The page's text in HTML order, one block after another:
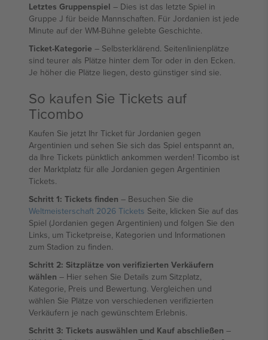
Letztes Gruppenspiel – Dies ist das letzte Spiel in
Gruppe J für beide Mannschaften. Für Jordanien ist jede
Minute auf der WM-Bühne gelebte Geschichte.
Ticket-Kategorie – Selbsterklärend. Seitenlinienplätze
sind teurer als Plätze hinter dem Tor oder in den Ecken.
Je höher die Plätze liegen, desto günstiger sind sie.
So kaufen Sie Tickets auf
Ticombo
Kaufen Sie jetzt Ihr Ticket für Jordanien gegen
Argentinien und sehen Sie sich das Spiel entspannt an,
da Ihre Tickets pünktlich ankommen werden! Ticombo ist
der Marktplatz für alle Jordanien gegen Argentinien
Tickets.
Schritt 1: Tickets finden – Besuchen Sie die
Weltmeisterschaft 2026 Tickets Seite, klicken Sie auf das
Spiel (Jordanien gegen Argentinien) und folgen Sie den
Links, um Ticketpreise, Kategorien und Informationen
zum Stadion zu finden.
Schritt 2: Sitzplätze von verifizierten Verkäufern
wählen – Hier sehen Sie Details zum Sitzplatz,
Kategorie, Preis und Bewertung. Vergleichen und
wählen Sie Plätze von verschiedenen verifizierten
Verkäufern je nach gewünschtem Erlebnis.
Schritt 3: Tickets auswählen und Kauf abschließen –